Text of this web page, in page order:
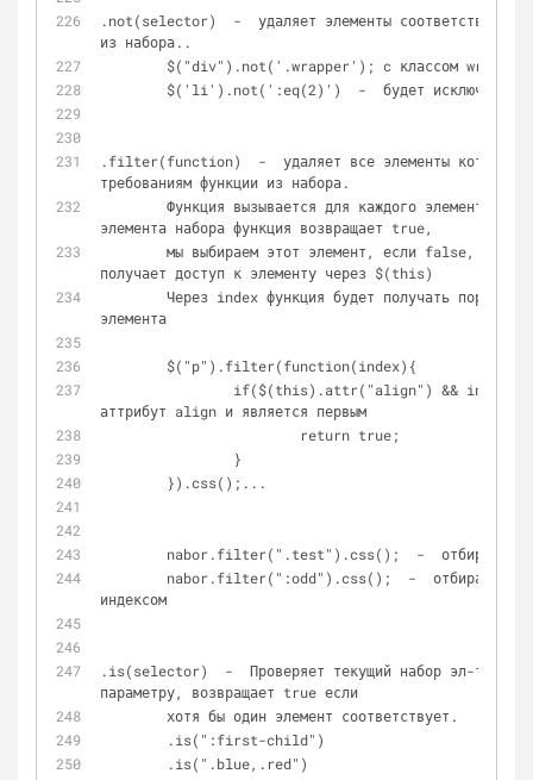
.not(selector)  -  удаляет элементы соответствующие
из набора..
$("div").not('.wrapper'); c классом wrapper
$('li').not(':eq(2)')  -  будет исключен
.filter(function)  -  удаляет все элементы кот. Не
требованиям функции из набора.
элемента набора функция возвращает true,
получает доступ к элементу через $(this)
элемента
	$("p").filter(function(index){
аттрибут align и является первым
			return true;
		}
	}).css();...
nabor.filter(".test").css();  -  отбираем с
индексом
.is(selector)  -  Проверяет текущий набор эл-тов на
параметру, возвращает true если
	хотя бы один элемент соответствует.
	.is(":first-child")
	.is(".blue,.red")